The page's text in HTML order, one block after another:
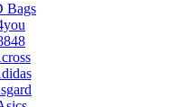
Bags